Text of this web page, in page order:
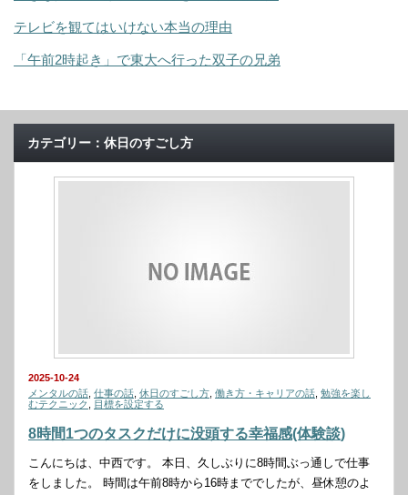
テレビを観てはいけない本当の理由
「午前2時起き」で東大へ行った双子の兄弟
カテゴリー：休日のすごし方
2025-10-24
メンタルの話 仕事の話 休日のすごし方 働き方・キャリアの話 勉強を楽し
むテクニック
目標を設定する
8時間1つのタスクだけに没頭する幸福感(体験談)
こんにちは、中西です。 本日、久しぶりに8時間ぶっ通しで仕事
をしました。 時間は午前8時から16時まででしたが、昼休憩のよ